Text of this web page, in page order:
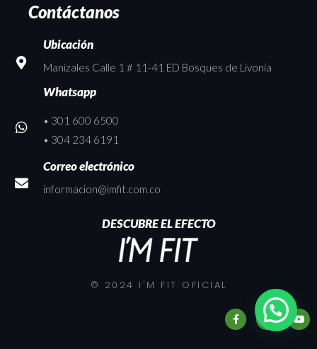
Contáctanos
Ubicación
Manizales Calle 1 # 11-41 ED Bosques de Livonia
Whatsapp
• 301 600 6500
• 304 234 6191
Correo electrónico
informacion@imfit.com.co
DESCUBRE EL EFECTO
© 2024 I'M FIT OFICIAL